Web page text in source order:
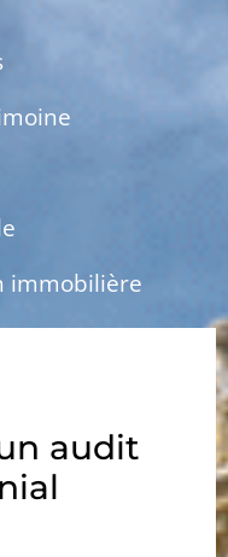
immobilière
audit